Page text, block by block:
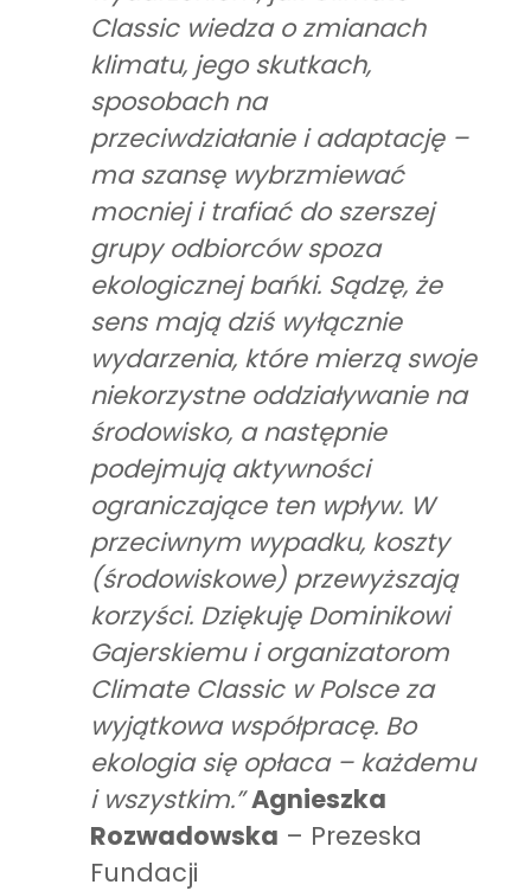
Classic wiedza o zmianach
klimatu, jego skutkach,
sposobach na
przeciwdziałanie i adaptację –
ma szansę wybrzmiewać
mocniej i trafiać do szerszej
grupy odbiorców spoza
ekologicznej bańki. Sądzę, że
sens mają dziś wyłącznie
wydarzenia, które mierzą swoje
niekorzystne oddziaływanie na
środowisko, a następnie
podejmują aktywności
ograniczające ten wpływ. W
przeciwnym wypadku, koszty
(środowiskowe) przewyższają
korzyści. Dziękuję Dominikowi
Gajerskiemu i organizatorom
Climate Classic w Polsce za
wyjątkowa współpracę. Bo
ekologia się opłaca – każdemu
i wszystkim.”Agnieszka
Rozwadowska – Prezeska
Fundacji